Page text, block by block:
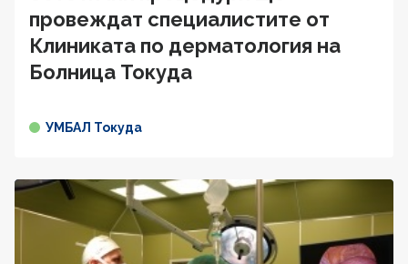
провеждат специалистите от
Клиниката по дерматология на
Болница Токуда
УМБАЛ Токуда